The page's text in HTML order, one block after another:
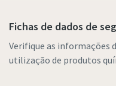
Fichas de dados de
Verifique as informações
utilização de produtos